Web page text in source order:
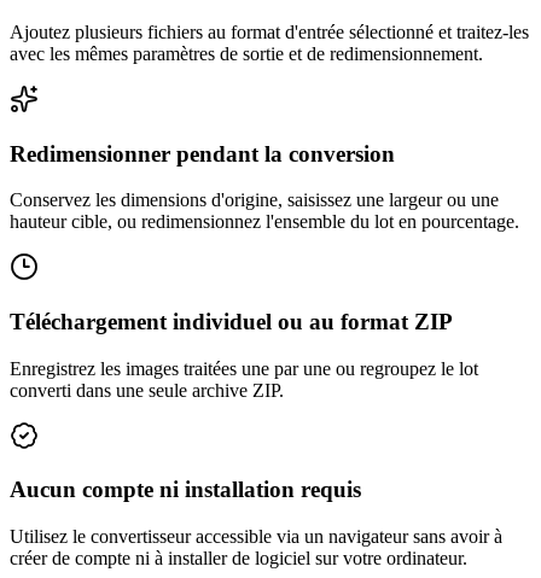
Ajoutez plusieurs fichiers au format d'entrée sélectionné et traitez-les
avec les mêmes paramètres de sortie et de redimensionnement.
Redimensionner pendant la conversion
Conservez les dimensions d'origine, saisissez une largeur ou une
hauteur cible, ou redimensionnez l'ensemble du lot en pourcentage.
Téléchargement individuel ou au format ZIP
Enregistrez les images traitées une par une ou regroupez le lot
converti dans une seule archive ZIP.
Aucun compte ni installation requis
Utilisez le convertisseur accessible via un navigateur sans avoir à
créer de compte ni à installer de logiciel sur votre ordinateur.